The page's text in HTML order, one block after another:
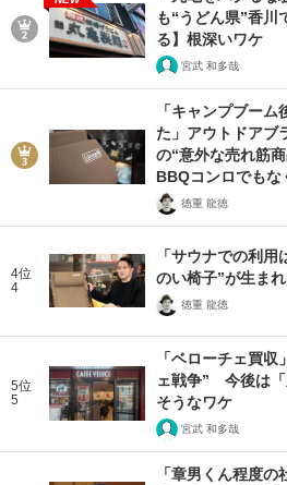
も“うどん県”香川
る】根深いワケ
宮武 和多哉
「キャンプブー
た」アウトドアブ
の“意外な売れ筋
BBQコンロでもな
徳重 龍徳
4位
4
「サウナでの利
のい椅子”が生ま
徳重 龍徳
5位
5
「ベローチェ買
ェ戦争” 今後は「
そうなワケ
宮武 和多哉
「章男くん程度